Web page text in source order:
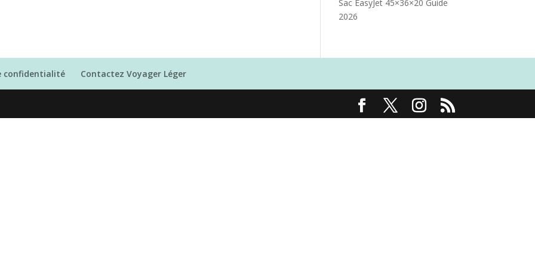
Sac EasyJet 45×36×20 Guide
2026
confidentialité Contactez Voyager Léger